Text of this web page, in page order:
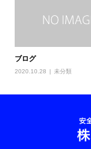
ブログ
2020.10.28 未分類